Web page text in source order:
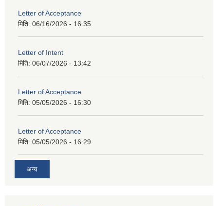
Letter of Acceptance
मिति: 06/16/2026 - 16:35
Letter of Intent
मिति: 06/07/2026 - 13:42
Letter of Acceptance
मिति: 05/05/2026 - 16:30
Letter of Acceptance
मिति: 05/05/2026 - 16:29
अन्य